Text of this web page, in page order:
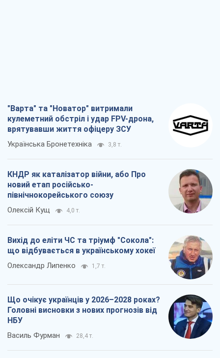
"Варта" та "Новатор" витримали
кулеметний обстріл і удар FPV-дрона,
врятувавши життя офіцеру ЗСУ
Українська Бронетехніка 3,8 т.
КНДР як каталізатор війни, або Про
новий етап російсько-
північнокорейського союзу
Олексій Кущ 4,0 т.
Вихід до еліти ЧС та тріумф "Сокола":
що відбувається в українському хокеї
Олександр Липенко 1,7 т.
Що очікує українців у 2026–2028 роках?
Головні висновки з нових прогнозів від
НБУ
Василь Фурман 28,4 т.